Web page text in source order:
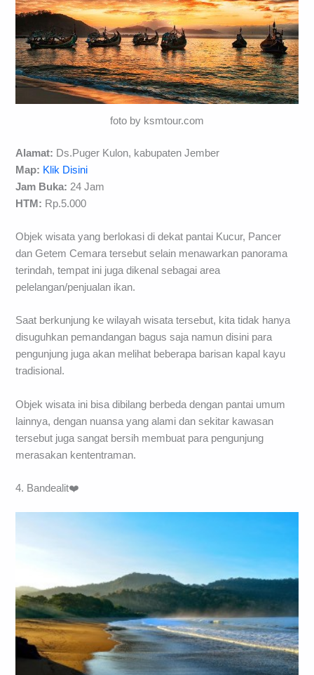
foto by ksmtour.com
Alamat: Ds.Puger Kulon, kabupaten Jember
Map: Klik Disini
Jam Buka: 24 Jam
HTM: Rp.5.000
Objek wisata yang berlokasi di dekat pantai Kucur, Pancer
dan Getem Cemara tersebut selain menawarkan panorama
terindah, tempat ini juga dikenal sebagai area
pelelangan/penjualan ikan.
Saat berkunjung ke wilayah wisata tersebut, kita tidak hanya
disuguhkan pemandangan bagus saja namun disini para
pengunjung juga akan melihat beberapa barisan kapal kayu
tradisional.
Objek wisata ini bisa dibilang berbeda dengan pantai umum
lainnya, dengan nuansa yang alami dan sekitar kawasan
tersebut juga sangat bersih membuat para pengunjung
merasakan kententraman.
4. Bandealit❤️